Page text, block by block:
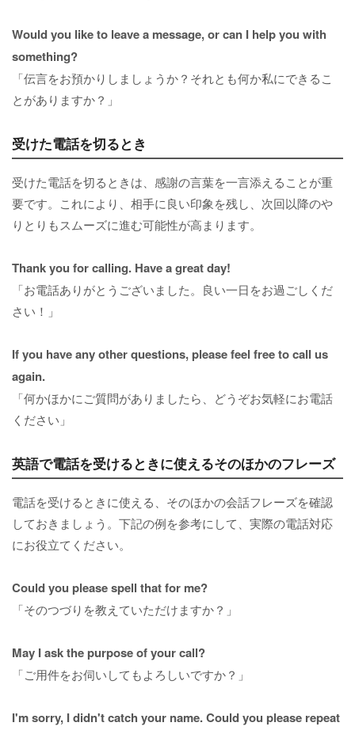
Would you like to leave a message, or can I help you with
something?
「伝言をお預かりしましょうか？それとも何か私にできるこ
とがありますか？」
受けた電話を切るとき
受けた電話を切るときは、感謝の言葉を一言添えることが重
要です。これにより、相手に良い印象を残し、次回以降のや
りとりもスムーズに進む可能性が高まります。
Thank you for calling. Have a great day!
「お電話ありがとうございました。良い一日をお過ごしくだ
さい！」
If you have any other questions, please feel free to call us
again.
「何かほかにご質問がありましたら、どうぞお気軽にお電話
ください」
英語で電話を受けるときに使えるそのほかのフレーズ
電話を受けるときに使える、そのほかの会話フレーズを確認
しておきましょう。下記の例を参考にして、実際の電話対応
にお役立てください。
Could you please spell that for me?
「そのつづりを教えていただけますか？」
May I ask the purpose of your call?
「ご用件をお伺いしてもよろしいですか？」
I'm sorry, I didn't catch your name. Could you please repeat